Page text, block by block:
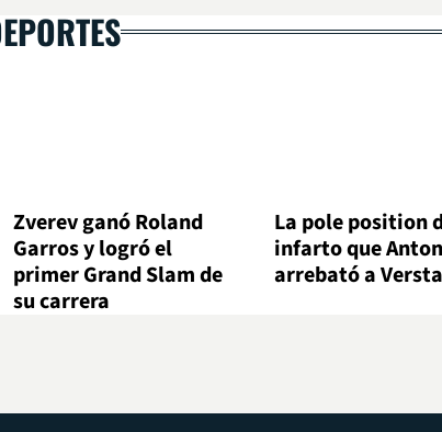
Zverev ganó Roland
Garros y logró el
primer Grand Slam de
su carrera
La pole position
infarto que
arrebató a